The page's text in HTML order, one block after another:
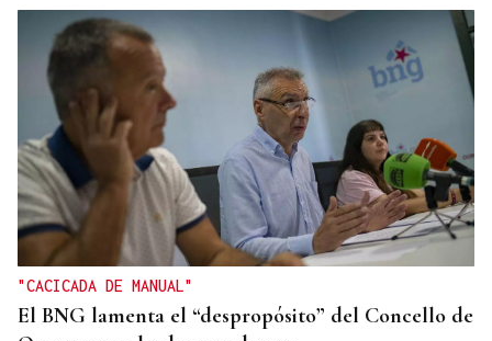
"CACICADA DE MANUAL"
El BNG lamenta el “despropósito” del Concello de